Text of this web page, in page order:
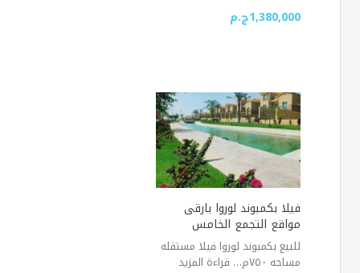
1,380,000ج.م
فيلا بكمبوند لوروا بارقى
مواقع التجمع الخامس
للبيع بكمبوند لوروا فيلا مستقله
مساحه ٧٥٠م…
قراءة المزيد